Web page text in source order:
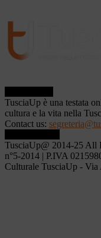
TusciaUp è una testata
cultura e la vita nella
Contact us:
TusciaUp@ 2014-25 All
n°5-2014 | P.IVA
Culturale TusciaUp -